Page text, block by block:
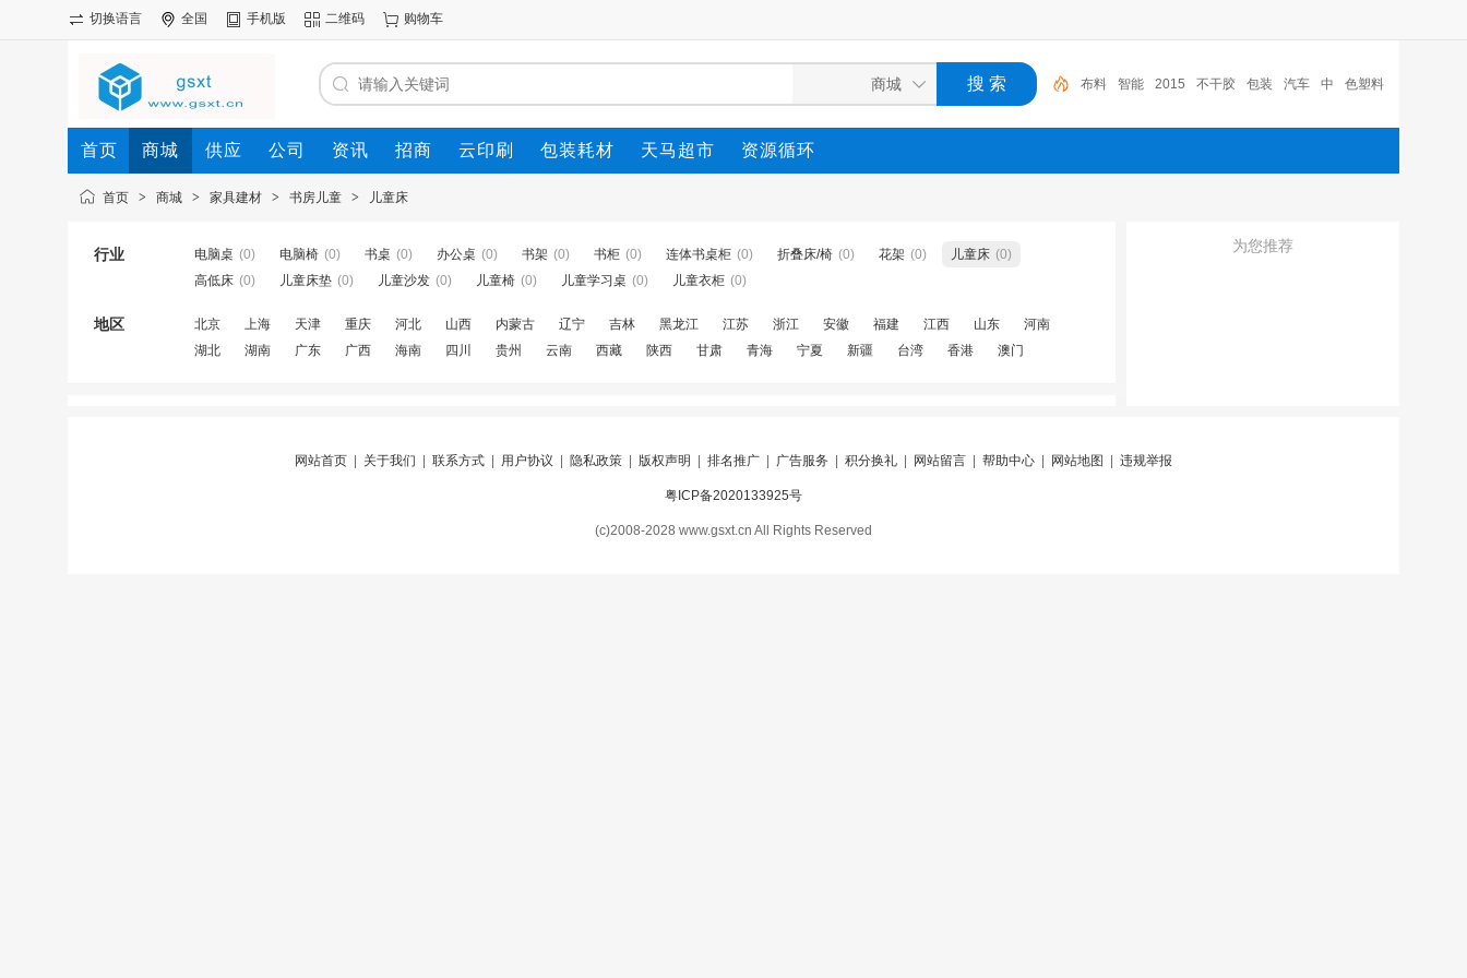
切换语言 全国 手机版 二维码 购物车
布料 智能 2015 不干胶 包装 汽车 中 色塑料
涂膜包装条 深圳市 广东
首页 商城 供应 公司 资讯 招商 云印刷 包装耗材 天马超市 资源循环
首页 > 商城 > 家具建材 > 书房儿童 > 儿童床
行业 电脑桌 (0) 电脑椅 (0) 书桌 (0) 办公桌 (0) 书架 (0) 书柜 (0) 连体书桌柜 (0) 折叠床/椅 (0) 花架 (0) 儿童床 (0)
高低床 (0) 儿童床垫 (0) 儿童沙发 (0) 儿童椅 (0) 儿童学习桌 (0) 儿童衣柜 (0)
地区 北京 上海 天津 重庆 河北 山西 内蒙古 辽宁 吉林 黑龙江 江苏 浙江 安徽 福建 江西 山东
河南
湖北
湖南 广东 广西 海南 四川 贵州 云南 西藏 陕西 甘肃 青海 宁夏 新疆 台湾 香港 澳门
为您推荐
网站首页 关于我们 联系方式 用户协议 隐私政策 版权声明 排名推广 广告服务 积分换礼 网站留言 帮助中心 网站地图 违规举报
粤ICP备2020133925号
(c)2008-2028 www.gsxt.cn All Rights Reserved